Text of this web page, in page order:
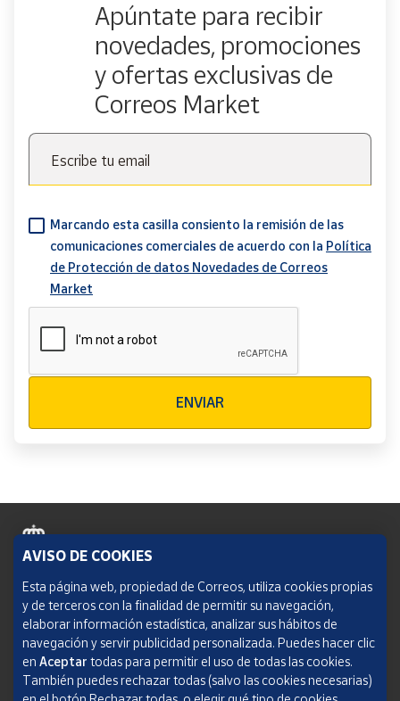
Apúntate para recibir
novedades, promociones
y ofertas exclusivas de
Correos Market
Escribe tu email
Marcando esta casilla consiento la remisión de las
comunicaciones comerciales de acuerdo con la Política
de Protección de datos Novedades de Correos
Market
ENVIAR
Política de cookies
Aviso legal
Condiciones del servicio
Política de Privacidad Web
AVISO DE COOKIES
Esta página web, propiedad de Correos, utiliza cookies propias
y de terceros con la finalidad de permitir su navegación,
elaborar información estadística, analizar sus hábitos de
navegación y servir publicidad personalizada. Puedes hacer clic
en Aceptar todas para permitir el uso de todas las cookies.
También puedes rechazar todas (salvo las cookies necesarias)